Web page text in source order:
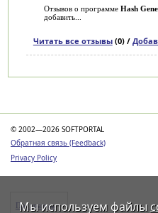
Отзывов о программе Hash
добавить...
Читать все отзывы(0) /
© 2002—2026 SOFTPORTAL
Обратная связь (Feedback)
Privacy Policy
Программы
Мы используем файлы